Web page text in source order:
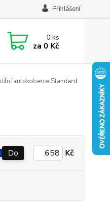
Přihlášení
0ks
za 0 Kč
autokoberce Standard
Do Kč